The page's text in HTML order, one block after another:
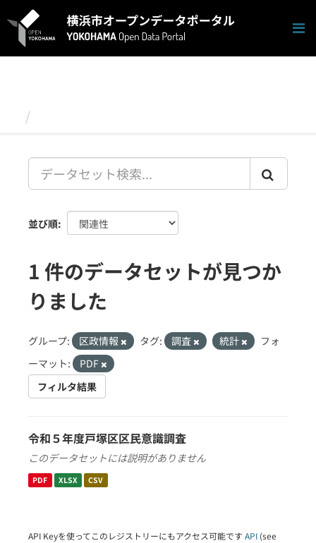
キ
並び順
1 件のデータセットが見つか
りました
グループ: 区政情報 タグ: 調査 統計
フォ
ーマット:
PDF
フィルタ結果
令和５年度戸塚区区民意識調査
このデータセットには説明がありません
PDF XLSX CSV
API Keyを使ってこのレジストリーにもアクセス可能です API (see